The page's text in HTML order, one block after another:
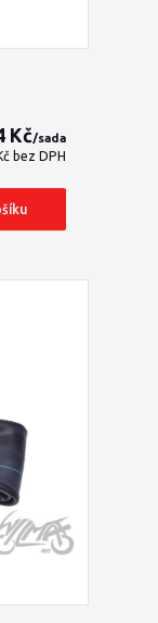
Kč/sada
bez DPH